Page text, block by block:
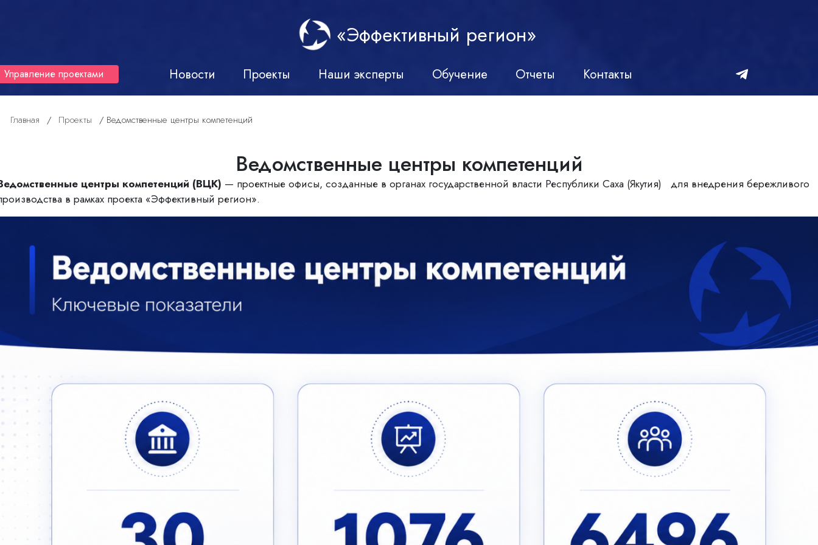
«Эффективный регион»
Управление проектами Новости Проекты Наши эксперты Обучение Отчеты Контакты
Главная / Проекты / Ведомственные центры компетенций
Ведомственные центры компетенций
центры компетенций (ВЦК) — проектные офисы, созданные в органах государственной власти Республики Саха (Якутия) для внедрения бережливого
в рамках проекта «Эффективный регион».